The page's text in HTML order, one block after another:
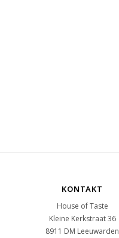
KONTAKT
House of Taste
Kleine Kerkstraat 36
8911 DM Leeuwarden